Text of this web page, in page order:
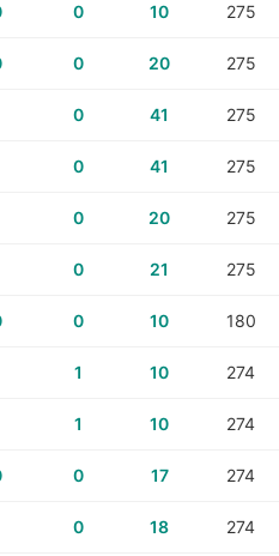
0 10 275
0 20 275
0 41 275
0 41 275
0 20 275
0 21 275
0 10 180
1 10 274
1 10 274
0 17 274
0 18 274